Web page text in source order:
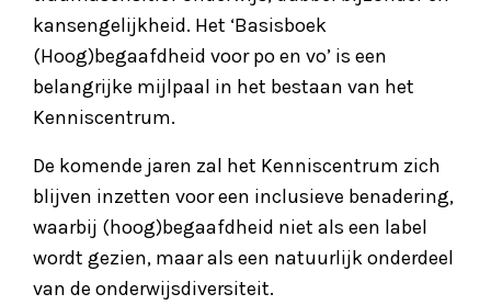
kansengelijkheid. Het ‘Basisboek
(Hoog)begaafdheid voor po en vo’ is een
belangrijke mijlpaal in het bestaan van het
Kenniscentrum.
De komende jaren zal het Kenniscentrum zich
blijven inzetten voor een inclusieve benadering,
waarbij (hoog)begaafdheid niet als een label
wordt gezien, maar als een natuurlijk onderdeel
van de onderwijsdiversiteit.